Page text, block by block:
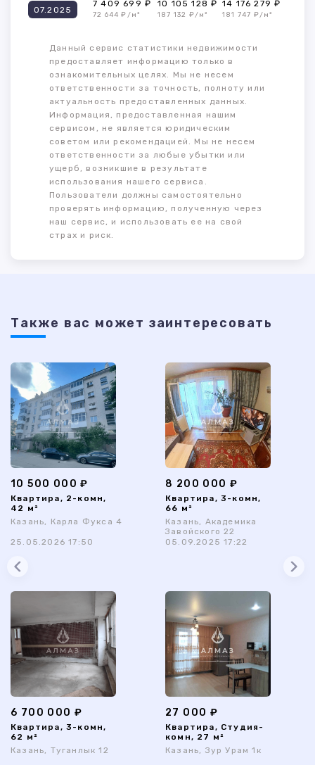
07.2025
7 409 699 ₽
72 644 ₽/м²
10 105 128 ₽
187 132 ₽/м²
14 176 279 ₽
181 747 ₽/м²
Данный сервис статистики недвижимости
предоставляет информацию только в
ознакомительных целях. Мы не несем
ответственности за точность, полноту или
актуальность предоставленных данных.
Информация, предоставленная нашим
сервисом, не является юридическим
советом или рекомендацией. Мы не несем
ответственности за любые убытки или
ущерб, возникшие в результате
использования нашего сервиса.
Пользователи должны самостоятельно
проверять информацию, полученную через
наш сервис, и использовать ее на свой
страх и риск.
Также ваc может заинтересовать
10 500 000 ₽
Квартира, 2-комн,
42 м²
Казань, Карла Фукса 4
25.05.2026 17:50
8 200 000 ₽
Квартира, 3-комн,
66 м²
Казань, Академика
Завойского 22
05.09.2025 17:22
6 700 000 ₽
Квартира, 3-комн,
62 м²
Казань, Туганлык 12
27 000 ₽
Квартира, Студия-
комн, 27 м²
Казань, Зур Урам 1к